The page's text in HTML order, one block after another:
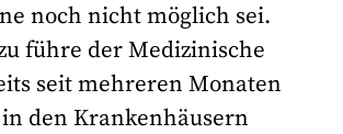
noch nicht möglich sei.
führe der Medizinische
seit mehreren Monaten
den Krankenhäusern